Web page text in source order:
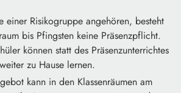
einer Risikogruppe angehören, besteht
bis Pfingsten keine Präsenzpflicht.
können statt des Präsenzunterrichtes
zu Hause lernen.
kann in den Klassenräumen am